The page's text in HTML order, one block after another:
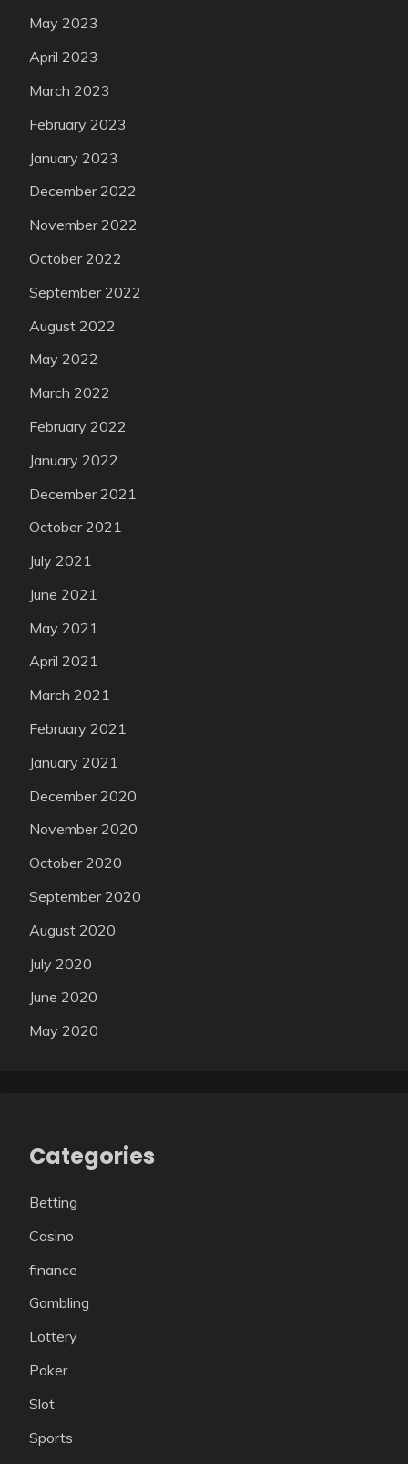
May 2023
April 2023
March 2023
February 2023
January 2023
December 2022
November 2022
October 2022
September 2022
August 2022
May 2022
March 2022
February 2022
January 2022
December 2021
October 2021
July 2021
June 2021
May 2021
April 2021
March 2021
February 2021
January 2021
December 2020
November 2020
October 2020
September 2020
August 2020
July 2020
June 2020
May 2020
Categories
Betting
Casino
finance
Gambling
Lottery
Poker
Slot
Sports